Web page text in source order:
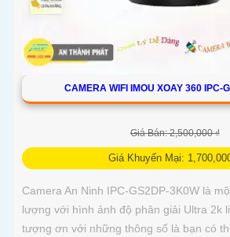
CAMERA WIFI IMOU XOAY 360 IPC-
Giá Bán: 2,500,000 ₫
Giá Khuyến Mại:
Camera An Ninh IPC-GS2DP-3K0W là
lượng với hình ảnh độ phân giải Ultra 2k
tượng ơn với những thông số là bạn có